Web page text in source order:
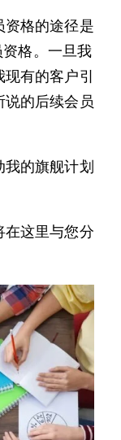
资格的途径是
格。一旦我
有的客户引
的后续会员
的旗舰计划
在这里与您分